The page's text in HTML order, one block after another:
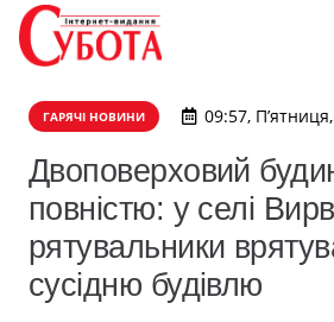
ГАРЯЧІ НОВИНИ 09:57,
Двоповерховий
повністю: у селі
рятувальники
сусідню будівлю